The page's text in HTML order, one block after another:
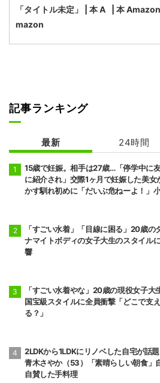
| 本 Amazon
記事ランキング
最新 24時間
15歳で妊娠。相手は27歳…「停学中に
に紹介され」交際1ヶ月で妊娠した美女
かす馴れ初めに「だいぶ危ねーよ！」
「すごい水着」「目線に困る」20歳の
ナマイトボディの女子大生のスタイル
響
「すごい水着やな」20歳の現役女子大
国宝級スタイルに全員衝撃「どこで支
る？」
2LDKから1LDKにリノベした自宅が話題
青木さやか（53）「素晴らしい朝食」
自賛した手料理